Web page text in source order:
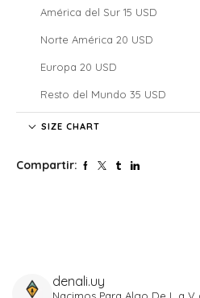
América del Sur 15 USD
Norte América 20 USD
Europa 20 USD
Resto del Mundo 35 USD
Denali no se hace responsable
responsables por los costos y
Tené en cuenta que cada
SIZE CHART
Compartir:
denali.uy